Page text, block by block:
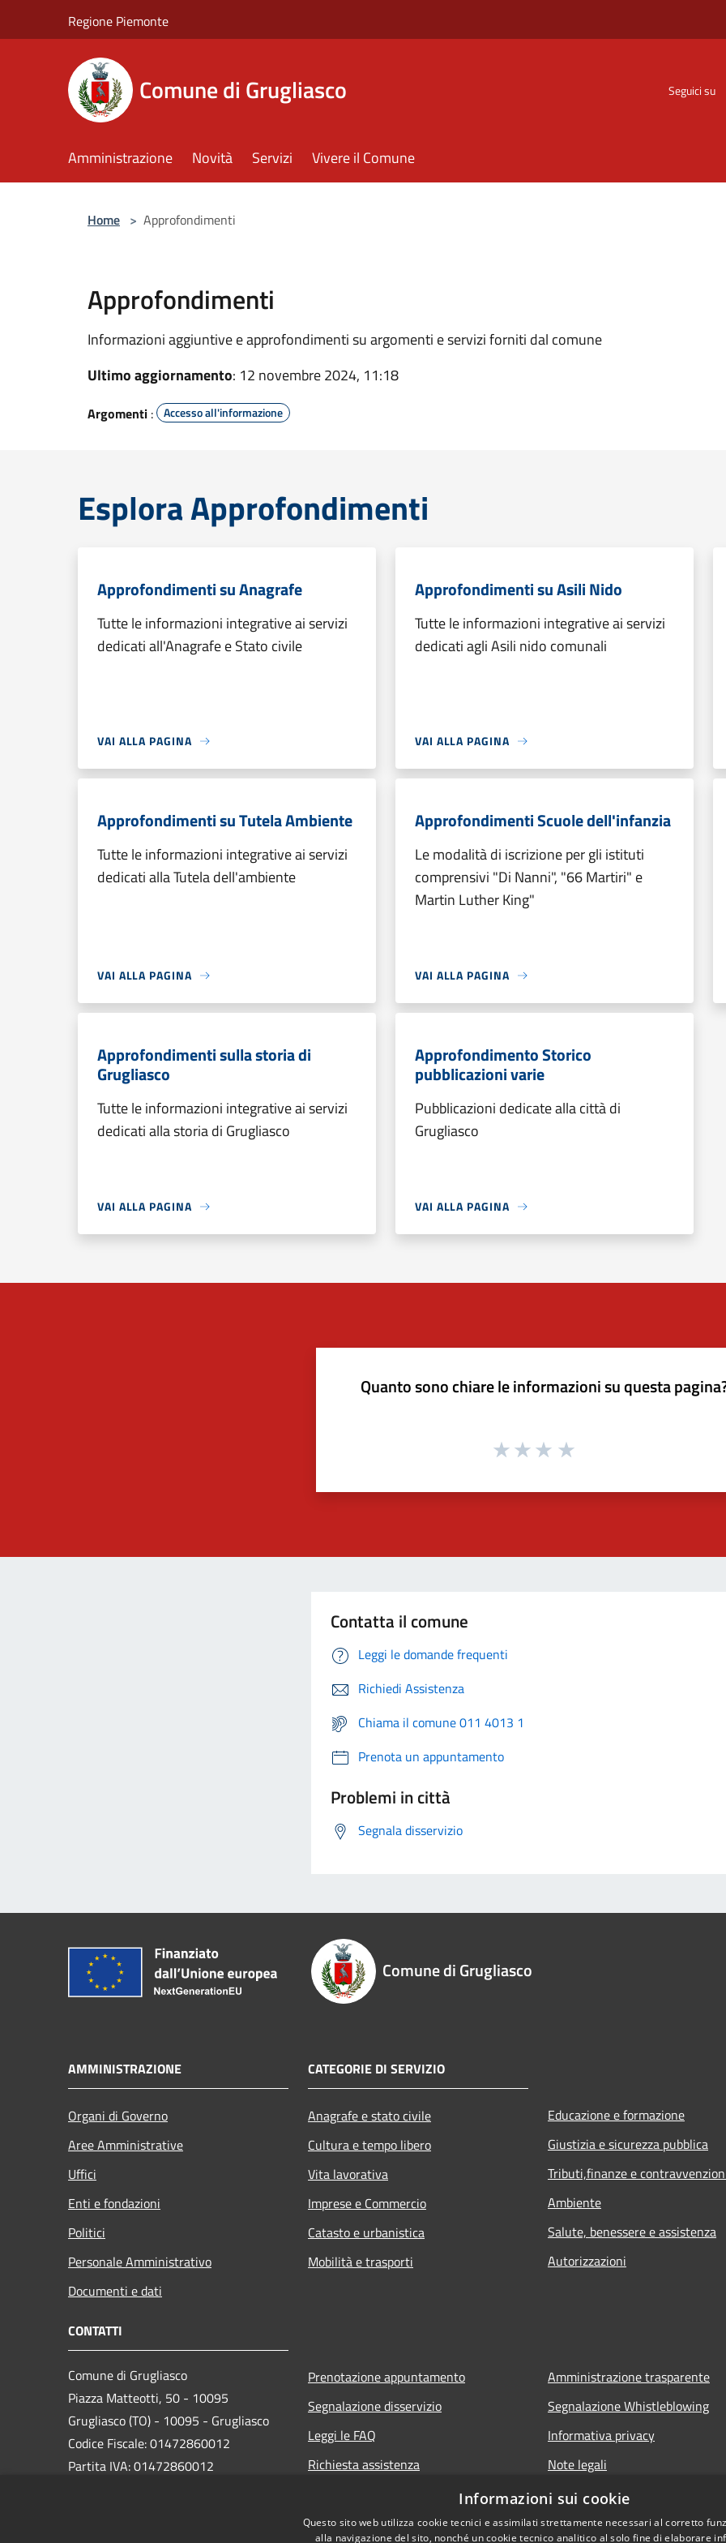
Regione Piemonte
Comune di Grugliasco Seguici su
Amministrazione Novità Servizi Vivere il Comune
Home > Approfondimenti
Approfondimenti
Informazioni aggiuntive e approfondimenti su argomenti e servizi forniti dal comune
Ultimo aggiornamento: 12 novembre 2024, 11:18
Argomenti : Accesso all'informazione
Esplora Approfondimenti
Approfondimenti su Anagrafe
Tutte le informazioni integrative ai servizi
dedicati all'Anagrafe e Stato civile
VAI ALLA PAGINA
Approfondimenti su Asili Nido
Tutte le informazioni integrative ai servizi
dedicati agli Asili nido comunali
VAI ALLA PAGINA
Approfondimenti su Tutela Ambiente
Tutte le informazioni integrative ai servizi
dedicati alla Tutela dell'ambiente
VAI ALLA PAGINA
Approfondimenti Scuole dell'infanzia
Le modalità di iscrizione per gli istituti
comprensivi "Di Nanni", "66 Martiri" e
Martin Luther King"
VAI ALLA PAGINA
Approfondimenti sulla storia di
Grugliasco
Tutte le informazioni integrative ai servizi
dedicati alla storia di Grugliasco
VAI ALLA PAGINA
Approfondimento Storico
pubblicazioni varie
Pubblicazioni dedicate alla città di
Grugliasco
VAI ALLA PAGINA
Quanto sono chiare le informazioni su questa
Contatta il comune
Leggi le domande frequenti
Richiedi Assistenza
Chiama il comune 011 4013 1
Prenota un appuntamento
Problemi in città
Segnala disservizio
Comune di Grugliasco
AMMINISTRAZIONE
Organi di Governo
Aree Amministrative
Uffici
Enti e fondazioni
Politici
Personale Amministrativo
Documenti e dati
CATEGORIE DI SERVIZIO
Anagrafe e stato civile
Cultura e tempo libero
Vita lavorativa
Imprese e Commercio
Catasto e urbanistica
Mobilità e trasporti
Educazione e formazione
Giustizia e sicurezza pubblica
Tributi,finanze e
Ambiente
Salute, benessere e assistenza
Autorizzazioni
CONTATTI
Comune di Grugliasco
Piazza Matteotti, 50 - 10095
Grugliasco (TO) - 10095 - Grugliasco
Codice Fiscale: 01472860012
Partita IVA: 01472860012
Prenotazione appuntamento
Segnalazione disservizio
Leggi le FAQ
Richiesta assistenza
Amministrazione trasparente
Segnalazione Whistleblowing
Informativa privacy
Note legali
Dichiarazione di accessibilità
Informazioni sui cookie
Questo sito web utilizza cookie tecnici e assimilati strettamente necessari al corretto
alla navigazione del sito, nonché un cookie tecnico analitico al solo fine di elaborare